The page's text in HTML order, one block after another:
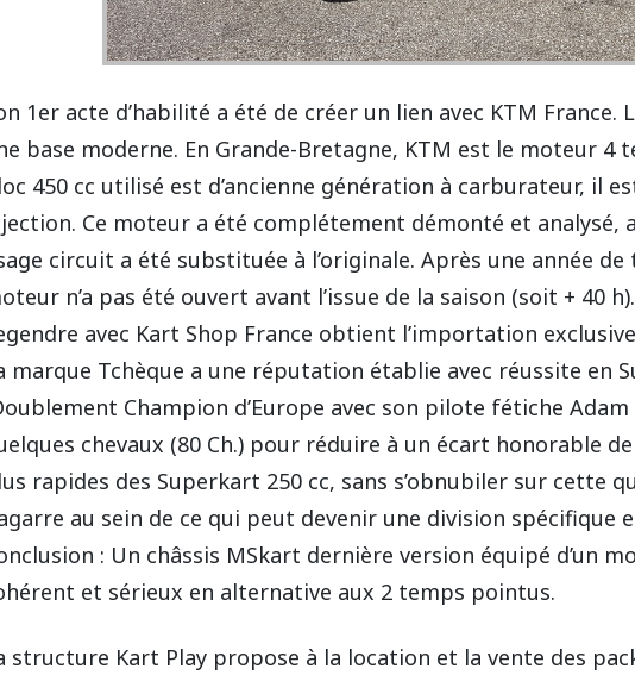
1er acte d’habilité a été de créer un lien avec KTM France.
base moderne. En Grande-Bretagne, KTM est le moteur
450 cc utilisé est d’ancienne génération à carburateur, il
Ce moteur a été complétement démonté et analysé,
circuit a été substituée à l’originale. Après une année
n’a pas été ouvert avant l’issue de la saison (soit + 40
avec Kart Shop France obtient l’importation
marque Tchèque a une réputation établie avec réussite en
Champion d’Europe avec son pilote fétiche
chevaux (80 Ch.) pour réduire à un écart honorable
rapides des Superkart 250 cc, sans s’obnubiler sur cette
au sein de ce qui peut devenir une division spécifique
: Un châssis MSkart dernière version équipé d’un
et sérieux en alternative aux 2 temps pointus.
structure Kart Play propose à la location et la vente des